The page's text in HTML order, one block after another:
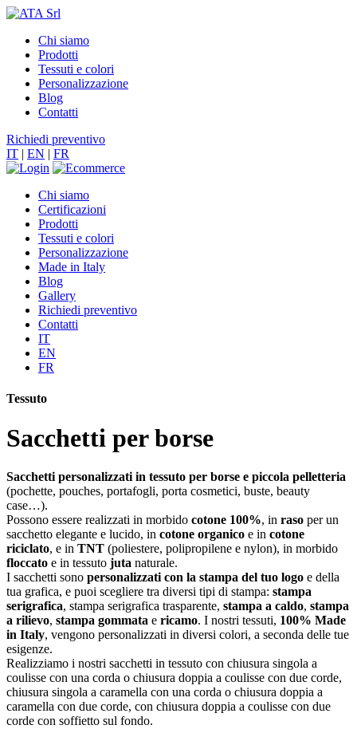
Chi siamo
Prodotti
Tessuti e colori
Personalizzazione
Blog
Contatti
Richiedi preventivo
IT | EN | FR
Chi siamo
Certificazioni
Prodotti
Tessuti e colori
Personalizzazione
Made in Italy
Blog
Gallery
Richiedi preventivo
Contatti
IT
EN
FR
Tessuto
Sacchetti per borse
Sacchetti personalizzati in tessuto per borse e piccola pelletteria
(pochette, pouches, portafogli, porta cosmetici, buste, beauty
case…).
Possono essere realizzati in morbido cotone 100%, in raso per un
sacchetto elegante e lucido, in cotone organico e in cotone
riciclato, e in TNT (poliestere, polipropilene e nylon), in morbido
floccato e in tessuto juta naturale.
I sacchetti sono personalizzati con la stampa del tuo logo e della
tua grafica, e puoi scegliere tra diversi tipi di stampa: stampa
serigrafica, stampa serigrafica trasparente, stampa a caldo, stampa
a rilievo, stampa gommata e ricamo. I nostri tessuti, 100% Made
in Italy, vengono personalizzati in diversi colori, a seconda delle tue
esigenze.
Realizziamo i nostri sacchetti in tessuto con chiusura singola a
coulisse con una corda o chiusura doppia a coulisse con due corde,
chiusura singola a caramella con una corda o chiusura doppia a
caramella con due corde, con chiusura doppia a coulisse con due
corde con soffietto sul fondo.